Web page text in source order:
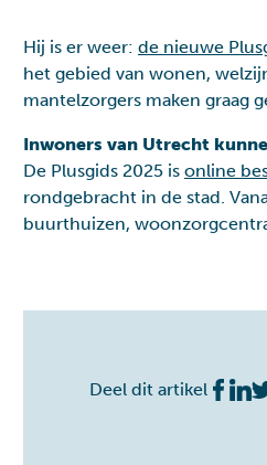
Hij is er weer: de nieuwe
het gebied van wonen,
mantelzorgers maken graag
Inwoners van Utrecht
De Plusgids 2025 is online
rondgebracht in de stad.
buurthuizen,
Deel dit artikel